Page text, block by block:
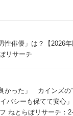
性俳優」は？【2026
リサーチ
かった」 カインズの
バシーも保てて安心
ねとらぼリサーチ：2